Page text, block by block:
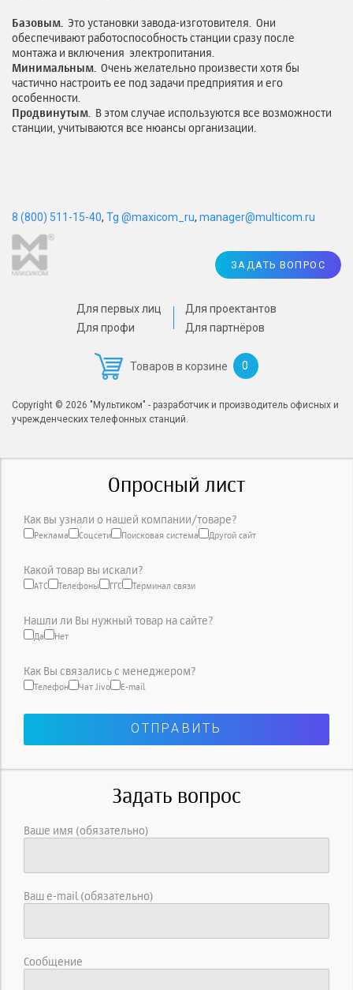
Базовым. Это установки завода-изготовителя. Они
обеспечивают работоспособность станции сразу после
монтажа и включения электропитания.
Минимальным. Очень желательно произвести хотя бы
частично настроить ее под задачи предприятия и его
особенности.
Продвинутым . В этом случае используются все возможности
станции, учитываются все нюансы организации.
Для первых лиц
Для профи
Для проектантов
Для партнёров
Товаров в корзине 0
ЗАДАТЬ ВОПРОС
Copyright © 2026 "Мультиком" - разработчик и производитель офисных и
учрежденческих телефонных станций.
8 (800) 511-15-40, Tg @maxicom_ru, manager@multicom.ru
Опросный лист
Как вы узнали о нашей компании/товаре?
Реклама Соцсети Поисковая система Другой сайт
Какой товар вы искали?
АТС Телефоны ГГС Терминал связи
Нашли ли Вы нужный товар на сайте?
Да Нет
Как Вы связались с менеджером?
Телефон Чат Jivo E-mail
Задать вопрос
Ваше имя (обязательно)
Ваш e-mail (обязательно)
Сообщение